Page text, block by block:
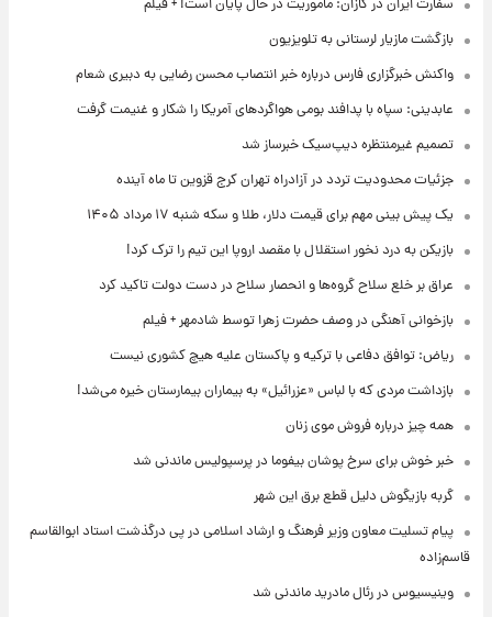
سفارت ایران در کازان: ماموریت در حال پایان است! + فیلم
بازگشت مازیار لرستانی به تلویزیون
واکنش خبرگزاری فارس درباره خبر انتصاب محسن رضایی به دبیری شعام
عابدینی: سپاه با پدافند بومی هواگردهای آمریکا را شکار و غنیمت گرفت
تصمیم غیرمنتظره دیپ‌سیک خبرساز شد
جزئیات محدودیت تردد در آزادراه تهران کرج قزوین تا ماه آینده
یک پیش ‌بینی مهم برای قیمت دلار، طلا و سکه شنبه ۱۷ مرداد ۱۴۰۵
بازیکن به درد نخور استقلال با مقصد اروپا این تیم را ترک کرد!
عراق بر خلع سلاح گروه‌ها و انحصار سلاح در دست دولت تاکید کرد
بازخوانی آهنگی در وصف حضرت زهرا توسط شادمهر + فیلم
ریاض: توافق دفاعی با ترکیه و پاکستان علیه هیچ کشوری نیست
بازداشت مردی که با لباس «عزرائیل» به بیماران بیمارستان خیره می‌شد!
همه چیز درباره فروش موی زنان
خبر خوش برای سرخ پوشان بیفوما در پرسپولیس ماندنی شد
گربه بازیگوش دلیل قطع برق این شهر
پیام تسلیت معاون وزیر فرهنگ و ارشاد اسلامی در پی درگذشت استاد ابوالقاسم
قاسم‌زاده
وینیسیوس در رئال مادرید ماندنی شد